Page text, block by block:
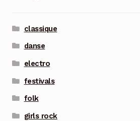
classique
danse
electro
festivals
folk
girls rock